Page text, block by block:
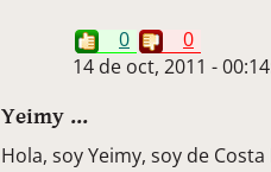
0
0
14 de oct, 2011 -
Yeimy ...
Hola, soy Yeimy, soy de Costa